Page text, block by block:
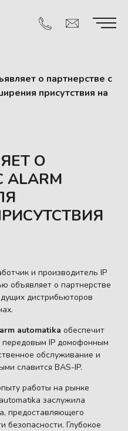
о партнерстве с
присутствия на
О
и производитель IP
объявляет о партнерстве
дистрибьюторов
automatika обеспечит
передовым IP домофонным
обслуживание и
славится BAS-IP.
работы на рынке
заслужила
предоставляющего
безопасности. Глубокое